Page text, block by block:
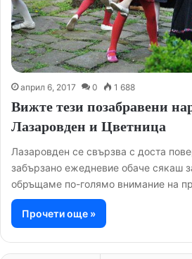
април 6, 2017 0 1 688
Вижте тези позабравени
Лазаровден и Цветница
Лазаровден се свързва с доста
забързано ежедневие обаче сякаш
обръщаме по-голямо внимание на
Прочети още »